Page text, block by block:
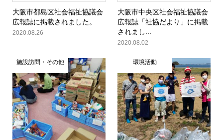
大阪市都島区社会福祉協議会
広報誌に掲載されました。
2020.08.26
大阪市中央区社会福祉協議会
広報誌「社協だより」に掲載
されまし...
2020.08.02
施設訪問・その他 環境活動